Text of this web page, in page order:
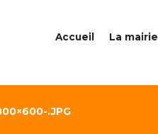
Accueil La mairie
.JPG